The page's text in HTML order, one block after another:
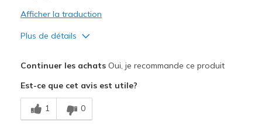
Width
View On Shoes
Afficher la traduction
Plus de détails
Breathe Well
Comfortable
Continuer les achatsOui, je recommande ce produit
Est-ce que cet avis est utile?
1 0